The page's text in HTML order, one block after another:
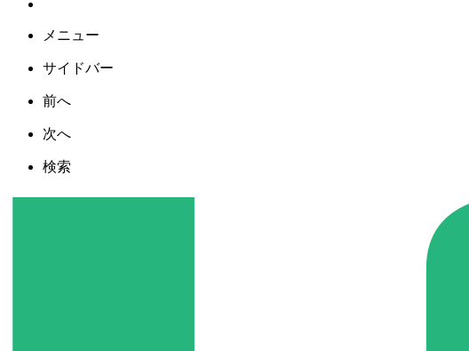
メニュー
サイドバー
前へ
次へ
検索